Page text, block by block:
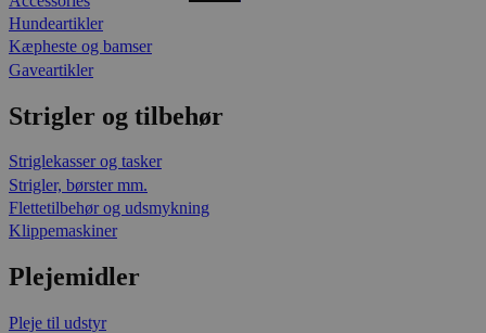
Hundeartikler
Kæpheste og bamser
Gaveartikler
Strigler og tilbehør
Striglekasser og tasker
Strigler, børster mm.
Flettetilbehør og udsmykning
Klippemaskiner
Plejemidler
Pleje til udstyr